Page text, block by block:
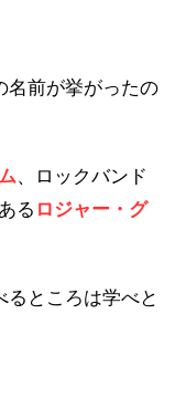
名前が挙がったの
、ロックバンド
る ロジャー・グ
ところは学べと